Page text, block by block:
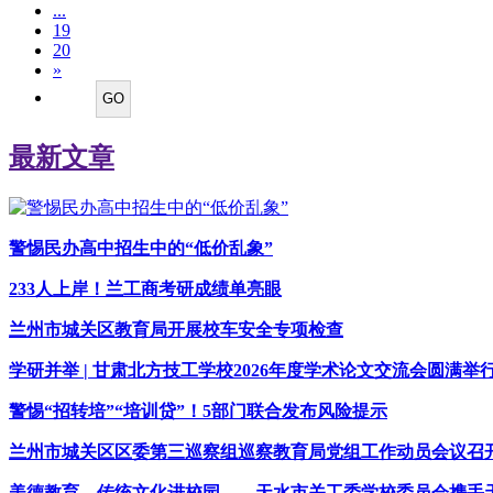
...
19
20
»
最新文章
警惕民办高中招生中的“低价乱象”
233人上岸！兰工商考研成绩单亮眼
兰州市城关区教育局开展校车安全专项检查
学研并举 | 甘肃北方技工学校2026年度学术论文交流会圆满举
警惕“招转培”“培训贷”！5部门联合发布风险提示
兰州市城关区区委第三巡察组巡察教育局党组工作动员会议召